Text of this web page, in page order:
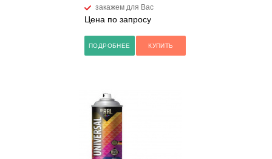
закажем для Вас
Цена по запросу
ПОДРОБНЕЕ КУПИТЬ